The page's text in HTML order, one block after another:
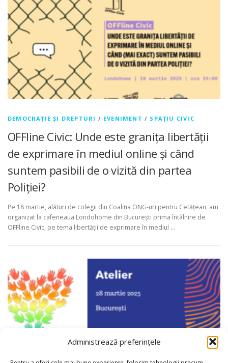
Administrează preferințele
DEMOCRAȚIE ȘI DREPTURI / EVENIMENT / SPAȚIU CIVIC
OFFline Civic: Unde este granița libertății
de exprimare în mediul online și când
suntem pasibili de o vizită din partea
Poliției?
Pe 18 martie, alături de colegii din Coaliția ONG-uri pentru Cetățean, am
organizat la cafeneaua Londohome din București prima întâlnire de
OFFline Civic, pe tema libertății de exprimare în mediul …